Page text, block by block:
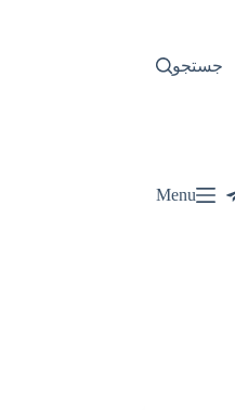
جستجو
Menu